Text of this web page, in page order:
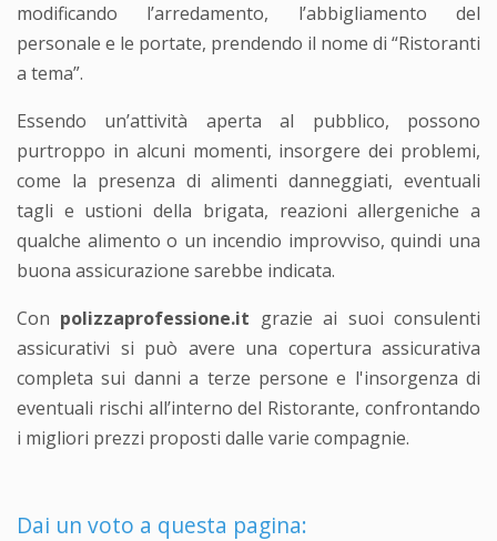
modificando l’arredamento, l’abbigliamento del
personale e le portate, prendendo il nome di “Ristoranti
a tema”.
Essendo un’attività aperta al pubblico, possono
purtroppo in alcuni momenti, insorgere dei problemi,
come la presenza di alimenti danneggiati, eventuali
tagli e ustioni della brigata, reazioni allergeniche a
qualche alimento o un incendio improvviso, quindi una
buona assicurazione sarebbe indicata.
Con polizzaprofessione.it grazie ai suoi consulenti
assicurativi si può avere una copertura assicurativa
completa sui danni a terze persone e l'insorgenza di
eventuali rischi all’interno del Ristorante, confrontando
i migliori prezzi proposti dalle varie compagnie.
Dai un voto a questa pagina: